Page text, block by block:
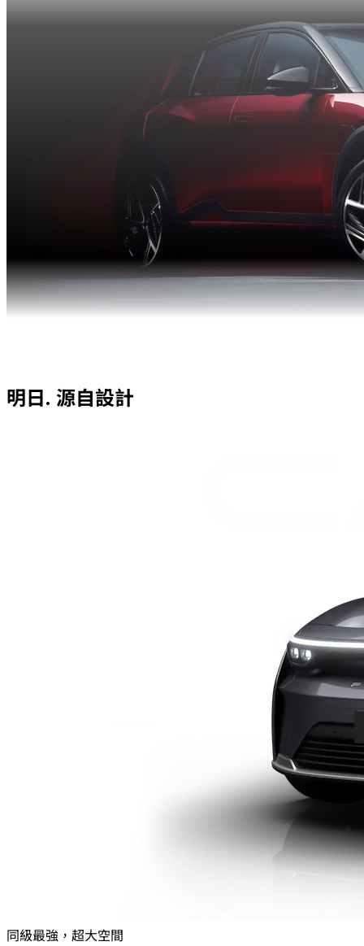
明日. 源自設計
同級最強，超大空間